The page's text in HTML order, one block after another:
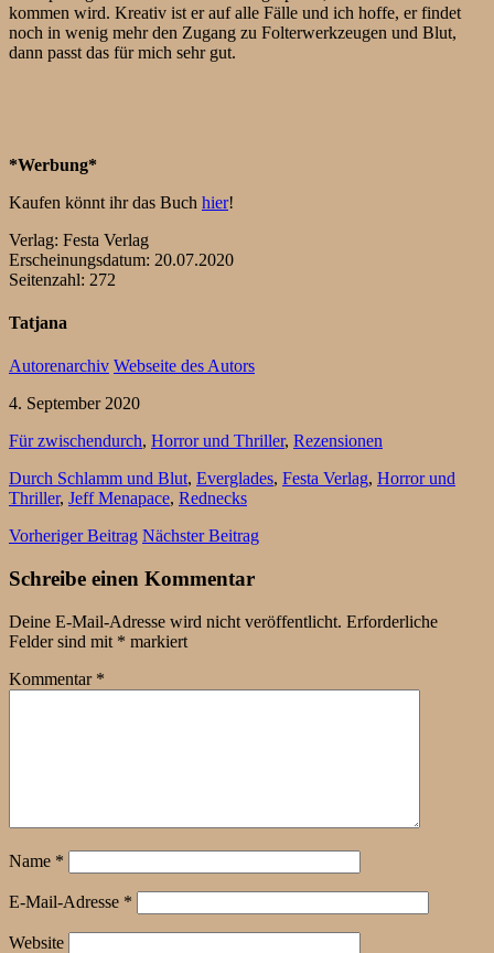
kommen wird. Kreativ ist er auf alle Fälle und ich hoffe, er findet
noch in wenig mehr den Zugang zu Folterwerkzeugen und Blut,
dann passt das für mich sehr gut.
*Werbung*
Kaufen könnt ihr das Buch hier!
Verlag: Festa Verlag
Erscheinungsdatum: 20.07.2020
Seitenzahl: 272
Tatjana
Autorenarchiv Webseite des Autors
4. September 2020
Für zwischendurch, Horror und Thriller, Rezensionen
Durch Schlamm und Blut, Everglades, Festa Verlag, Horror und
Thriller, Jeff Menapace, Rednecks
Vorheriger Beitrag Nächster Beitrag
Schreibe einen Kommentar
Deine E-Mail-Adresse wird nicht veröffentlicht. Erforderliche
Felder sind mit * markiert
Kommentar *
Name *
E-Mail-Adresse *
Website